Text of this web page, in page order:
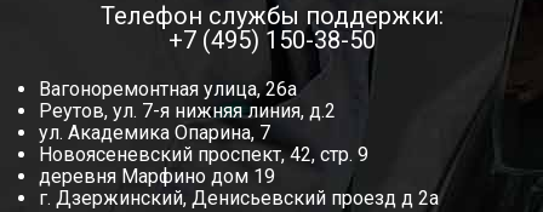
Телефон службы поддержки:
+7 (495) 150-38-50
Вагоноремонтная улица, 26а
Реутов, ул. 7-я нижняя линия, д.2
ул. Академика Опарина, 7
Новоясеневский проспект, 42, стр. 9
деревня Марфино дом 19
г. Дзержинский, Денисьевский проезд д 2а